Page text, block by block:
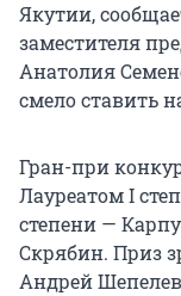
Якутии,
заместителя
Анатолия
смело ставить
Гран-при
Лауреатом I
степени —
Скрябин. Приз
Андрей